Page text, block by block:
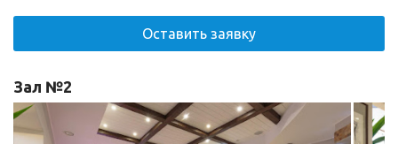
Оставить заявку
Зал №2